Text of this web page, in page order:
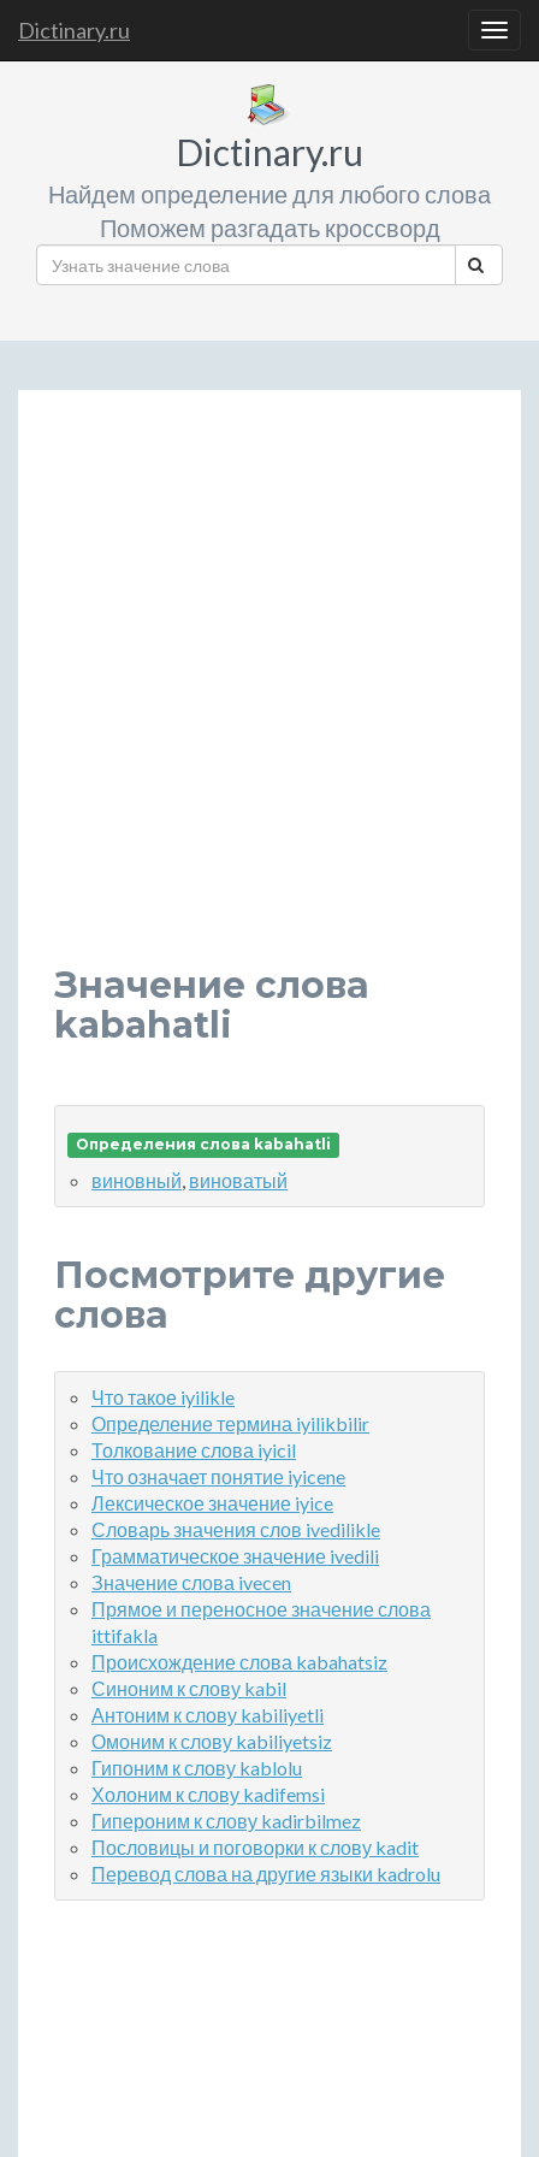
Dictinary.ru
Dictinary.ru
Найдем определение для любого слова
Поможем разгадать кроссворд
Значение слова
kabahatli
Определения слова kabahatli
виновный, виноватый
Посмотрите другие
слова
Что такое iyilikle
Определение термина iyilikbilir
Толкование слова iyicil
Что означает понятие iyicene
Лексическое значение iyice
Словарь значения слов ivedilikle
Грамматическое значение ivedili
Значение слова ivecen
Прямое и переносное значение слова
ittifakla
Происхождение слова kabahatsiz
Синоним к слову kabil
Антоним к слову kabiliyetli
Омоним к слову kabiliyetsiz
Гипоним к слову kablolu
Холоним к слову kadifemsi
Гипероним к слову kadirbilmez
Пословицы и поговорки к слову kadit
Перевод слова на другие языки kadrolu